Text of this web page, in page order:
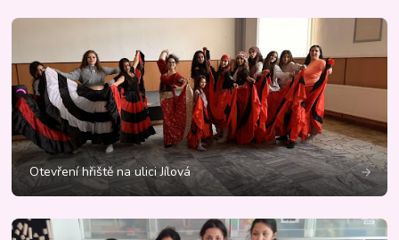
Otevření hřiště na ulici Jílová